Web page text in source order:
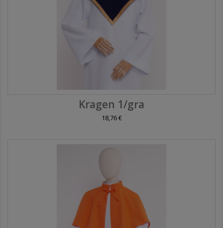
Kragen 1/gra
18,76 €